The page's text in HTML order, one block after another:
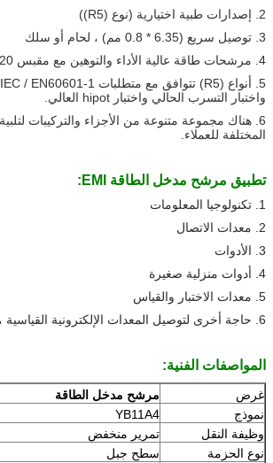
2. إصدارات طبية اختيارية (نوع (R5))
3. توصيل سريع (6.35 * 0.8 مم) ، لحام أو سلك
4. مرشحات طاقة عالية الأداء والتوهين مع مقبس IEC 320
واختبار التسرب الحالي واختبار hipot العالي.
المختلفة للعملاء.
تطبيق مرشح مدخل الطاقة EMI:
1. تكنولوجيا المعلومات
2. معدات الاتصال
3. الأدوات
4. أدوات منزلية صغيرة
5. معدات الاختبار والقياس
6. حاجة أخرى لتوصيل المعدات الإلكترونية القياسية ، المكونات
المواصفات الفنية:
غرض
مرشح مدخل الطاقة
نموذج
YB11A4
وظيفة النقل
تمرير منخفض
نوع الحزمة
سطح جبل